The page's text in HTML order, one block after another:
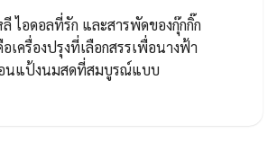
ลี ไอดอลที่รัก และสารพัดของกุ๊กกิ๊ก
เครื่องปรุงที่เลือกสรรเพื่อนางฟ้า
นแป้งนมสดที่สมบูรณ์แบบ